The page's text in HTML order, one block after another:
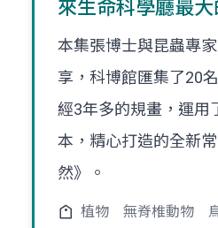
來生命科學廳最大
本集張博士與昆蟲專
享，科博館匯集了20
經3年多的規畫，運用
本，精心打造的全新
然》。
植物 無脊椎動物